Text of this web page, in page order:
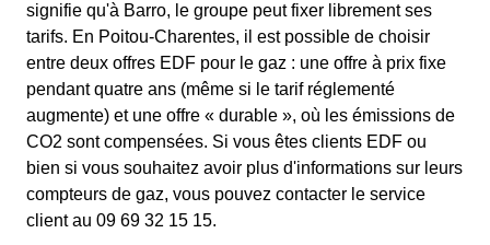
signifie qu'à Barro, le groupe peut fixer librement ses
tarifs. En Poitou-Charentes, il est possible de choisir
entre deux offres EDF pour le gaz : une offre à prix fixe
pendant quatre ans (même si le tarif réglementé
augmente) et une offre « durable », où les émissions de
CO2 sont compensées. Si vous êtes clients EDF ou
bien si vous souhaitez avoir plus d'informations sur leurs
compteurs de gaz, vous pouvez contacter le service
client au 09 69 32 15 15.